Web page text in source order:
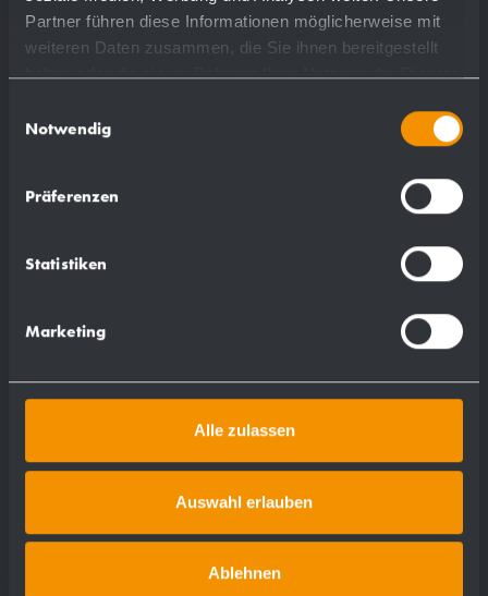
Partner führen diese Informationen möglicherweise mit
weiteren Daten zusammen, die Sie ihnen bereitgestellt
haben oder die sie im Rahmen Ihrer Nutzung der Dienste
Notwendig
Präferenzen
Statistiken
Marketing
Alle zulassen
Auswahl erlauben
Ablehnen
Distributeur de savon liquide derrière